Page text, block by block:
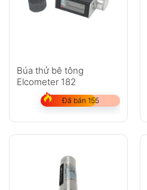
Búa thử bê tông
Elcometer 182
Đã bán 155